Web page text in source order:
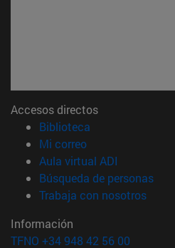
Accesos directos
Biblioteca
Mi correo(abre en nueva
Aula virtual ADI
Búsqueda de personas
Trabaja con nosotros(abre
Información
TFNO +34 948 42 56 00